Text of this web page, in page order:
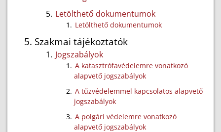
Letölthető dokumentumok
Letölthető dokumentumok
Szakmai tájékoztatók
Jogszabályok
A katasztrófavédelemre vonatkozó
alapvető jogszabályok
A tűzvédelemmel kapcsolatos alapvető
jogszabályok
A polgári védelemre vonatkozó
alapvető jogszabályok